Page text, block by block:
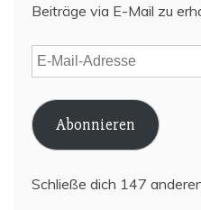
Beiträge via E-Mail zu
E-
Mail-
Adresse
Abonnieren
Schließe dich 147